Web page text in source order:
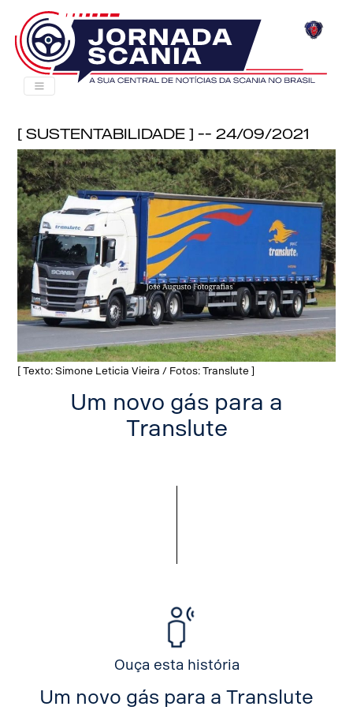
[ Sustentabilidade ] -- 24/09/2021
[ Texto: Simone Leticia Vieira / Fotos: Translute ]
Um novo gás para a
Translute
Ouça esta história
Um novo gás para a Translute